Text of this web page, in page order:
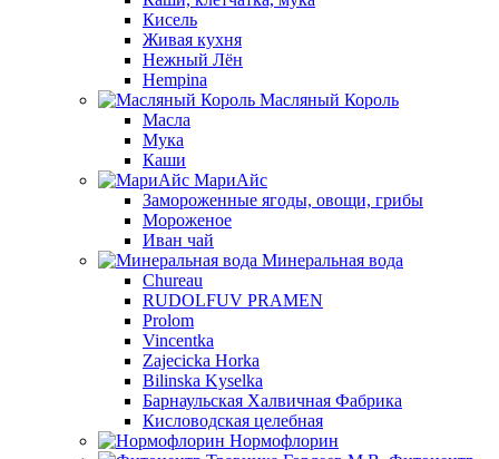
Кисель
Живая кухня
Нежный Лён
Hempina
Масляный Король
Масла
Мука
Каши
МариАйс
Замороженные ягоды, овощи, грибы
Мороженое
Иван чай
Минеральная вода
Chureau
RUDOLFUV PRAMEN
Prolom
Vincentka
Zajecicka Horka
Bilinska Kyselka
Барнаульская Халвичная Фабрика
Кисловодская целебная
Нормофлорин